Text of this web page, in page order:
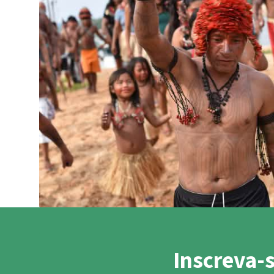
Pecuária
Roubo de
Alumínio
Caça furtiva
Áreas de
Inscreva-